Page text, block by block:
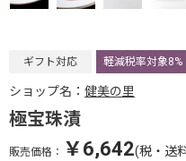
ギフト対応 軽減税率対象8%
ショップ名： 健美の里
極宝珠漬
販売価格： ￥6,642(税・送